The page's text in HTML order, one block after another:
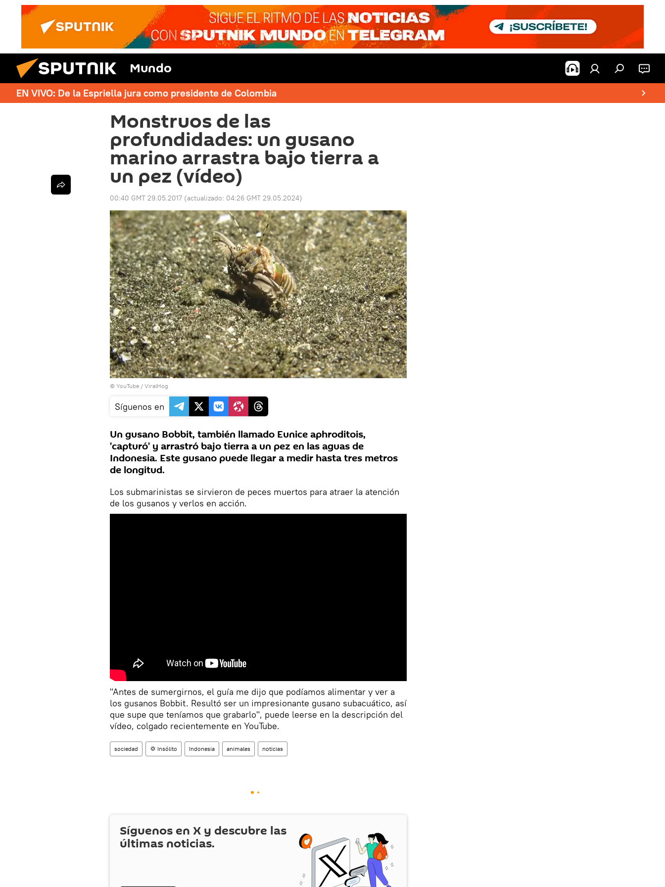
Mundo
EN VIVO: De la Espriella jura como presidente de Colombia
Monstruos de las
profundidades: un gusano
marino arrastra bajo tierra a
un pez (vídeo)
00:40 GMT 29.05.2017 (actualizado: 04:26 GMT 29.05.2024)
© YouTube / ViralHog
Síguenos en
Un gusano Bobbit, también llamado Eunice aphroditois,
'capturó' y arrastró bajo tierra a un pez en las aguas de
Indonesia. Este gusano puede llegar a medir hasta tres metros
de longitud.
Los submarinistas se sirvieron de peces muertos para atraer la atención
de los gusanos y verlos en acción.
"Antes de sumergirnos, el guía me dijo que podíamos alimentar y ver a
los gusanos Bobbit. Resultó ser un impresionante gusano subacuático, así
que supe que teníamos que grabarlo", puede leerse en la descripción del
vídeo, colgado recientemente en YouTube.
sociedad 💢 Insólito Indonesia animales noticias
Síguenos en X y descubre las
últimas noticias.